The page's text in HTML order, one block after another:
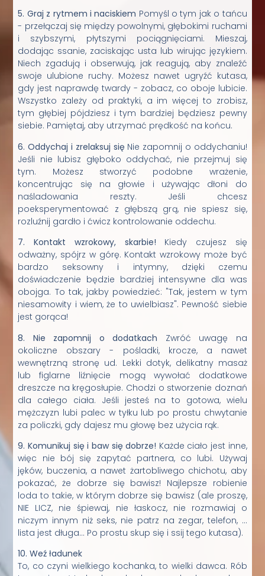
5. Graj z rytmem i naciskiem Pomyśl o tym jak o tańcu
- przełączaj się między powolnymi, głębokimi ruchami
i szybszymi, płytszymi pociągnięciami. Mieszaj,
dodając ssanie, zaciskając usta lub wirując językiem.
Niech zgadują i obserwują, jak reagują, aby znaleźć
swoje ulubione ruchy. Możesz nawet ugryźć kutasa,
gdy jest naprawdę twardy - zobacz, co oboje lubicie.
Wszystko zależy od praktyki, a im więcej to zrobisz,
tym głębiej pójdziesz i tym bardziej będziesz pewny
siebie. Pamiętaj, aby utrzymać prędkość na końcu.
6. Oddychaj i zrelaksuj się Nie zapomnij o oddychaniu!
Jeśli nie lubisz głęboko oddychać, nie przejmuj się
tym. Możesz stworzyć podobne wrażenie,
koncentrując się na głowie i używając dłoni do
naśladowania reszty. Jeśli chcesz
poeksperymentować z głębszą grą, nie spiesz się,
rozluźnij gardło i ćwicz kontrolowanie oddechu.
7. Kontakt wzrokowy, skarbie! Kiedy czujesz się
odważny, spójrz w górę. Kontakt wzrokowy może być
bardzo seksowny i intymny, dzięki czemu
doświadczenie będzie bardziej intensywne dla was
obojga. To tak, jakby powiedzieć: "Tak, jestem w tym
niesamowity i wiem, że to uwielbiasz". Pewność siebie
jest gorąca!
8. Nie zapomnij o dodatkach Zwróć uwagę na
okoliczne obszary - pośladki, krocze, a nawet
wewnętrzną stronę ud. Lekki dotyk, delikatny masaż
lub figlarne liźnięcie mogą wywołać dodatkowe
dreszcze na kręgosłupie. Chodzi o stworzenie doznań
dla całego ciała. Jeśli jesteś na to gotowa, wielu
mężczyzn lubi palec w tyłku lub po prostu chwytanie
za policzki, gdy dajesz mu głowę bez użycia rąk.
9. Komunikuj się i baw się dobrze! Każde ciało jest inne,
więc nie bój się zapytać partnera, co lubi. Używaj
jęków, buczenia, a nawet żartobliwego chichotu, aby
pokazać, że dobrze się bawisz! Najlepsze robienie
loda to takie, w którym dobrze się bawisz (ale proszę,
NIE LICZ, nie śpiewaj, nie łaskocz, nie rozmawiaj o
niczym innym niż seks, nie patrz na zegar, telefon, ...
lista jest długa... Po prostu skup się i ssij tego kutasa).
10. Weź ładunek
To, co czyni wielkiego kochanka, to wielki dawca. Rób